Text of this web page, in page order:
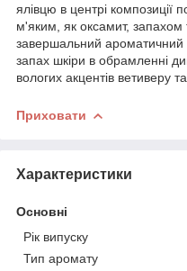
ялівцю в центрі композиції
м'яким, як оксамит, запахом
завершальний ароматичний
запах шкіри в обрамленні
вологих акцентів ветиверу
Приховати
Характеристики
Основні
Рік випуску
Тип аромату